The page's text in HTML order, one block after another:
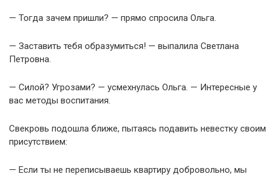
— Тогда зачем пришли? — прямо спросила Ольга.
— Заставить тебя образумиться! — выпалила Светлана
Петровна.
— Силой? Угрозами? — усмехнулась Ольга. — Интересные у
вас методы воспитания.
Свекровь подошла ближе, пытаясь подавить невестку своим
присутствием:
— Если ты не переписываешь квартиру добровольно, мы